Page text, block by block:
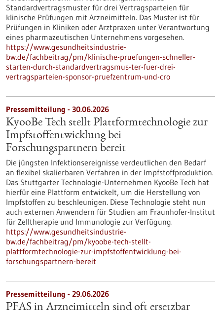
Standardvertragsmuster für drei Vertragsparteien für
klinische Prüfungen mit Arzneimitteln. Das Muster ist für
Prüfungen in Kliniken oder Arztpraxen unter Verantwortung
eines pharmazeutischen Unternehmens vorgesehen.
https://www.gesundheitsindustrie-
bw.de/fachbeitrag/pm/klinische-pruefungen-schneller-
starten-durch-standardvertragsmus-ter-fuer-drei-
vertragsparteien-sponsor-pruefzentrum-und-cro
Pressemitteilung - 30.06.2026
KyooBe Tech stellt Plattformtechnologie zur
Impfstoffentwicklung bei
Forschungspartnern bereit
Die jüngsten Infektionsereignisse verdeutlichen den Bedarf
an flexibel skalierbaren Verfahren in der Impfstoffproduktion.
Das Stuttgarter Technologie-Unternehmen KyooBe Tech hat
hierfür eine Plattform entwickelt, um die Herstellung von
Impfstoffen zu beschleunigen. Diese Technologie steht nun
auch externen Anwendern für Studien am Fraunhofer-Institut
für Zelltherapie und Immunologie zur Verfügung.
https://www.gesundheitsindustrie-
bw.de/fachbeitrag/pm/kyoobe-tech-stellt-
plattformtechnologie-zur-impfstoffentwicklung-bei-
forschungspartnern-bereit
Pressemitteilung - 29.06.2026
PFAS in Arzneimitteln sind oft ersetzbar